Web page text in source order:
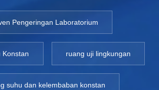
Pengeringan Laboratorium
Konstan ruang uji lingkungan
suhu dan kelembaban konstan